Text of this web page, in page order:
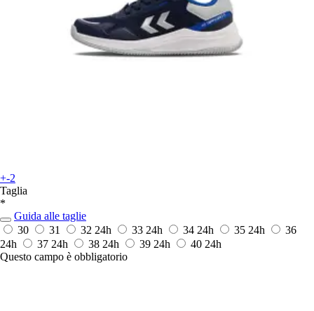
+-2
Taglia
*
Guida alle taglie
30
31 32 24h 33 24h 34 24h 35 24h
36
24h
37 24h 38 24h 39 24h 40 24h
Questo campo è obbligatorio